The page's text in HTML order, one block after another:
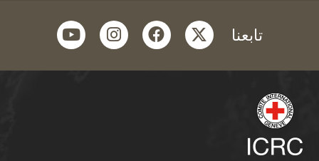
تابعنا twitter
facebook
instagram
youtube